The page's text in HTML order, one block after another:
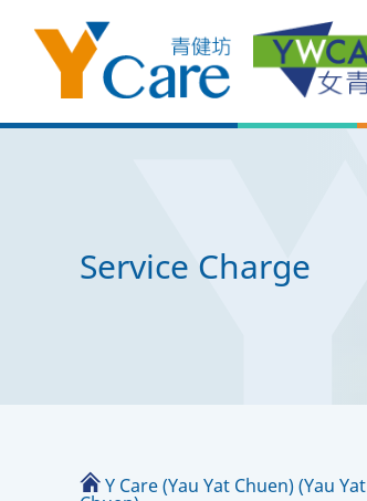
Service Charge
Y Care (Yau Yat Chuen) (Yau Yat